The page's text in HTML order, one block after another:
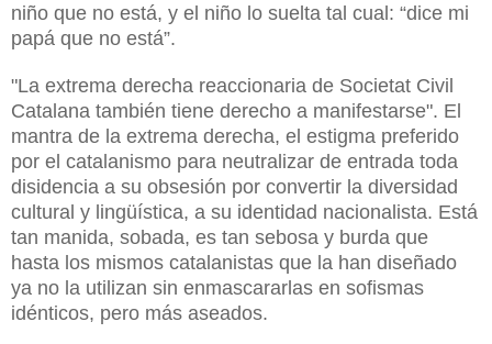
niño que no está, y el niño lo suelta tal cual: “dice mi
papá que no está”.
"La extrema derecha reaccionaria de Societat Civil
Catalana también tiene derecho a manifestarse". El
mantra de la extrema derecha, el estigma preferido
por el catalanismo para neutralizar de entrada toda
disidencia a su obsesión por convertir la diversidad
cultural y lingüística, a su identidad nacionalista. Está
tan manida, sobada, es tan sebosa y burda que
hasta los mismos catalanistas que la han diseñado
ya no la utilizan sin enmascararlas en sofismas
idénticos, pero más aseados.